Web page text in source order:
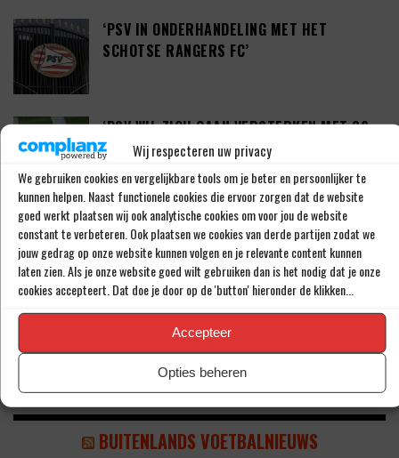
Wij respecteren uw privacy
We gebruiken cookies en vergelijkbare tools om je beter en persoonlijker te
kunnen helpen. Naast functionele cookies die ervoor zorgen dat de website
goed werkt plaatsen wij ook analytische cookies om voor jou de website
constant te verbeteren. Ook plaatsen we cookies van derde partijen zodat we
jouw gedrag op onze website kunnen volgen en je relevante content kunnen
laten zien. Als je onze website goed wilt gebruiken dan is het nodig dat je onze
cookies accepteert. Dat doe je door op de 'button' hieronder de klikken...
Accepteer
Opties beheren
‘PSV IN ONDERHANDELING MET HET
SCHOTSE RANGERS FC’
‘PSV WIL ZICH GAAN VERSTERKEN MET 29-
JARIGE ADAMA CAMARA’
JOEL DROMMEL (29) TEKENT VOOR VIER
JAAR BIJ FC TWENTE
‘COUHAIB DRIOUECH ZOU EEN PRIMA
SPELER ZIJN VOOR FEYENOORD’
BUITENLANDS VOETBALNIEUWS